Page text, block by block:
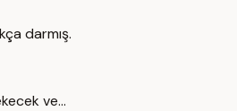
darmış.
ve...